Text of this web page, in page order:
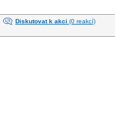
Diskutovat k akci (0 reakcí)